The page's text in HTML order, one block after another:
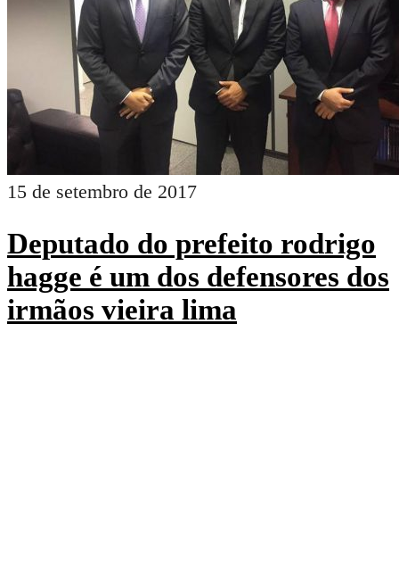
15 de setembro de 2017
Deputado do prefeito rodrigo
hagge é um dos defensores dos
irmãos vieira lima